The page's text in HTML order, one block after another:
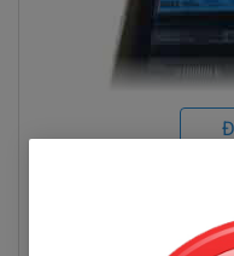
Pin Máy